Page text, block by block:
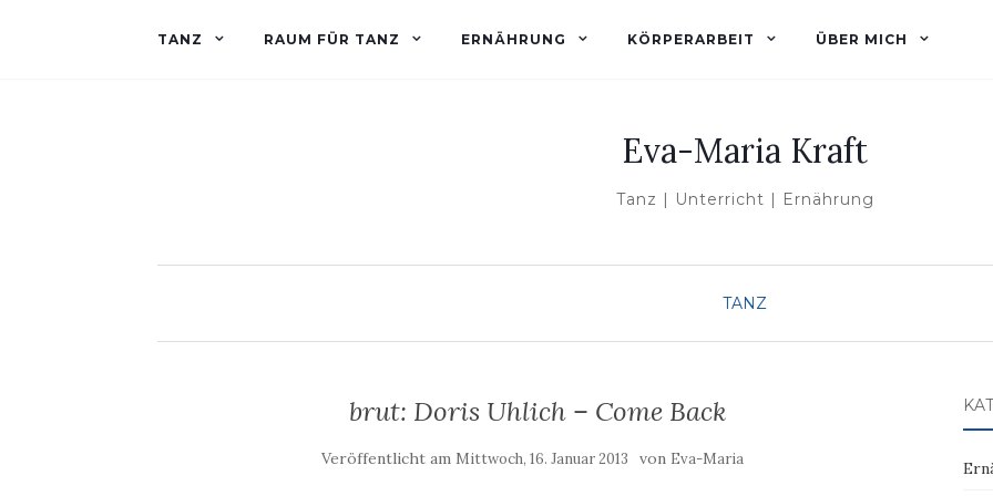
TANZ RAUM FÜR TANZ ERNÄHRUNG KÖRPERARBEIT ÜBER MICH
Eva-Maria Kraft
Tanz | Unterricht | Ernährung
TANZ
brut: Doris Uhlich – Come Back
Veröffentlicht am Mittwoch, 16. Januar 2013 von Eva-Maria